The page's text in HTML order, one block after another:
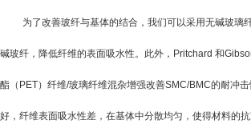
为了改善玻纤与基体的结合，我们可以采用无碱玻璃
碱玻纤，降低纤维的表面吸水性。此外， Pritchard 和
酯（ PET）纤维/玻璃纤维混杂增强改善SMC/BMC的耐冲
好，纤维表面吸水性差，在基体中分散均匀，使得材料的